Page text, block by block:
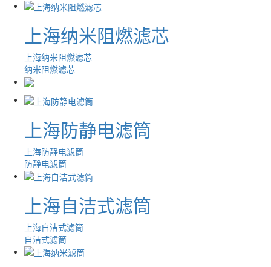
上海纳米阻燃滤芯
上海纳米阻燃滤芯
纳米阻燃滤芯
上海防静电滤筒
上海防静电滤筒
防静电滤筒
上海自洁式滤筒
上海自洁式滤筒
自洁式滤筒